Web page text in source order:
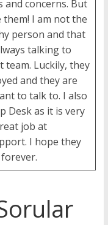
and concerns. But
them! I am not the
person and that
talking to
Luckily, they
and they are
to talk to. I also
Desk as it is very
job at
I hope they